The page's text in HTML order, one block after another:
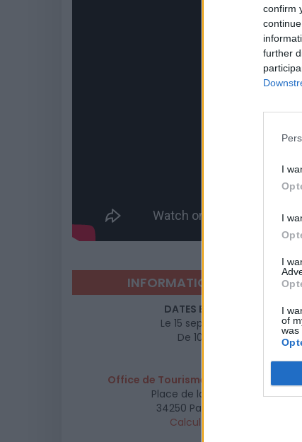
confirm
further
I
I
I
I
of
was
INFORMATIONS PRATIQUES
DATES ET HORAIRES
Le 15 septembre 2018
De 10h à 15h30
Office de Tourisme de Palavas-les-
Place de la Méditerranée
34250 Palavas les Flots
Calcul d'itinéraire